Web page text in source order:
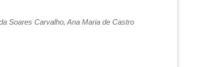
Soares Carvalho, Ana Maria de Castro